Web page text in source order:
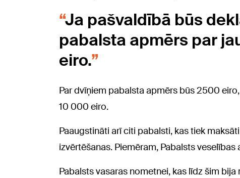
Ja pašvaldībā būs
pabalsta apmērs par
eiro.
Par dvīņiem pabalsta apmērs būs 2500
10 000 eiro.
Paaugstināti arī citi pabalsti, kas tiek
izvērtēšanas. Piemēram, Pabalsts
Pabalsts vasaras nometnei, kas līdz šim